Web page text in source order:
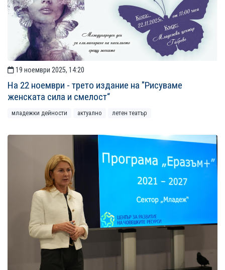
19 ноември 2025, 14:20
На 22 ноември - трето издание на "Рисуваме
женската сила и смелост“
младежки дейности актуално летен театър